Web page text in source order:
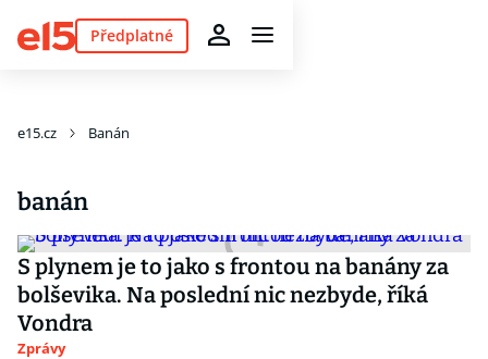
Předplatné
e15.cz Banán
banán
S plynem je to jako s frontou na banány za
bolševika. Na poslední nic nezbyde, říká
Vondra
Zprávy